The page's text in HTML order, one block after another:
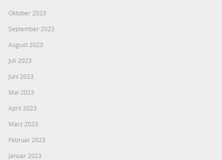
Oktober 2023
September 2023
August 2023
Juli 2023
Juni 2023
Mai 2023
April 2023
März 2023
Februar 2023
Januar 2023